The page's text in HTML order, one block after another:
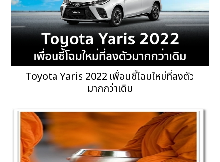
Toyota Yaris 2022 เพื่อนซี้โฉมใหม่ที่ลงตัว
มากกว่าเดิม